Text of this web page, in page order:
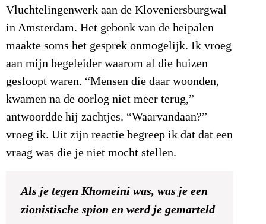
Vluchtelingenwerk aan de Kloveniersburgwal
in Amsterdam. Het gebonk van de heipalen
maakte soms het gesprek onmogelijk. Ik vroeg
aan mijn begeleider waarom al die huizen
gesloopt waren. “Mensen die daar woonden,
kwamen na de oorlog niet meer terug,”
antwoordde hij zachtjes. “Waarvandaan?”
vroeg ik. Uit zijn reactie begreep ik dat dat een
vraag was die je niet mocht stellen.
Als je tegen Khomeini was, was je een
zionistische spion en werd je gemarteld